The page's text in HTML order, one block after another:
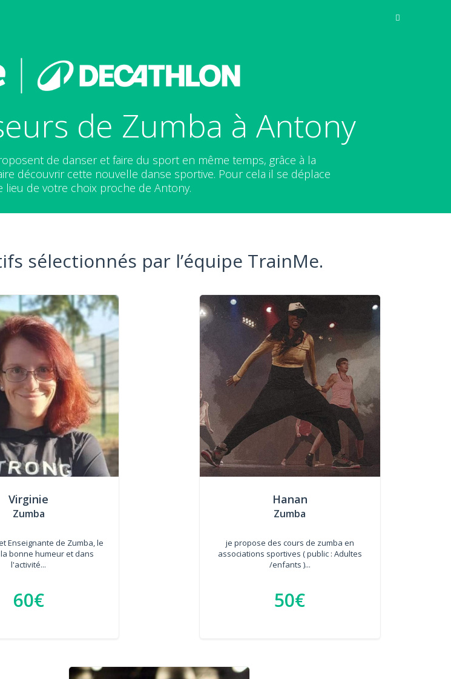
de Zumba à Antony
de danser et faire du sport en même temps, grâce à la
découvrir cette nouvelle danse sportive. Pour cela il se déplace
lieu de votre choix proche de Antony.
sélectionnés par l’équipe TrainMe.
Virginie
Zumba
Enseignante de Zumba, le
bonne humeur et dans
l'activité...
60€
Hanan
Zumba
je propose des cours de zumba en
associations sportives ( public : Adultes
/enfants )...
50€